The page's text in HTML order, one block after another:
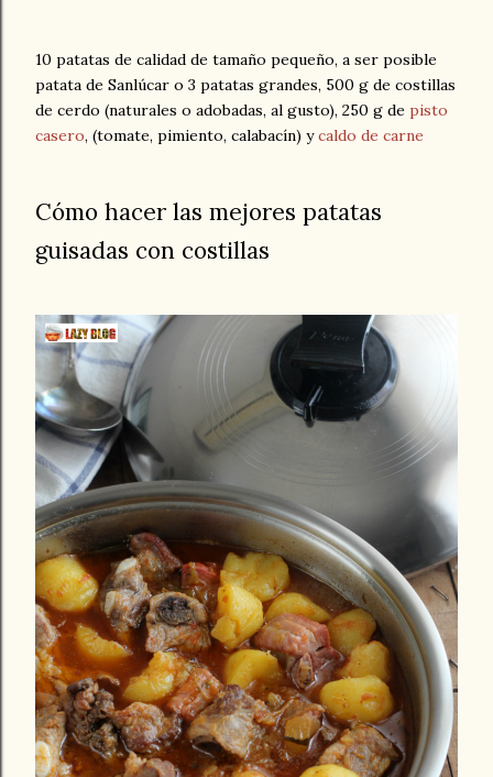
10 patatas de calidad de tamaño pequeño, a ser posible
patata de Sanlúcar o 3 patatas grandes, 500 g de costillas
de cerdo (naturales o adobadas, al gusto), 250 g de pisto
casero, (tomate, pimiento, calabacín) ycaldo de carne
Cómo hacer las mejores patatas
guisadas con costillas